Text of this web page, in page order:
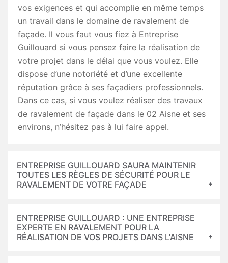
vos exigences et qui accomplie en même temps
un travail dans le domaine de ravalement de
façade. Il vous faut vous fiez à Entreprise
Guillouard si vous pensez faire la réalisation de
votre projet dans le délai que vous voulez. Elle
dispose d’une notoriété et d’une excellente
réputation grâce à ses façadiers professionnels.
Dans ce cas, si vous voulez réaliser des travaux
de ravalement de façade dans le 02 Aisne et ses
environs, n’hésitez pas à lui faire appel.
ENTREPRISE GUILLOUARD SAURA MAINTENIR
TOUTES LES RÈGLES DE SÉCURITÉ POUR LE
RAVALEMENT DE VOTRE FAÇADE
ENTREPRISE GUILLOUARD : UNE ENTREPRISE
EXPERTE EN RAVALEMENT POUR LA
RÉALISATION DE VOS PROJETS DANS L'AISNE